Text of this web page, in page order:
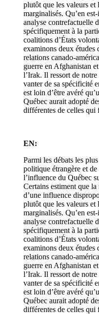
plutôt que les valeurs et
marginalisés. Qu’en
analyse contrefactuelle
spécifiquement à la
coalitions d’États
examinons deux études
relations canado-
guerre en Afghanistan
l’Irak. Il ressort de
vanter de sa spécificité
est loin d’être avéré
Québec aurait adopté
différentes de celles qui
EN:
Parmi les débats les
politique étrangère et
l’influence du Québec
Certains estiment que
d’une influence
plutôt que les valeurs et
marginalisés. Qu’en
analyse contrefactuelle
spécifiquement à la
coalitions d’États
examinons deux études
relations canado-
guerre en Afghanistan
l’Irak. Il ressort de
vanter de sa spécificité
est loin d’être avéré
Québec aurait adopté
différentes de celles qui